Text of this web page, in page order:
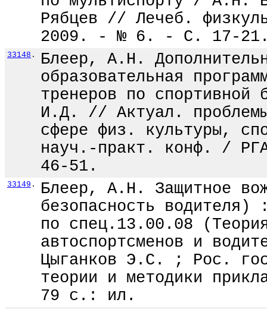
Рябцев // Лечеб.
2009. - № 6. - С. 17-
33148 .
Блеер, А.Н.
образовательная
тренеров по
И.Д. // Актуал.
сфере физ. культуры,
науч.-практ. конф. /
46-51.
33149 .
Блеер, А.Н. Защитное
безопасность
по спец.13.00.08
автоспортсменов и
Цыганков Э.С. ; Рос.
теории и методики
79 с.: ил.